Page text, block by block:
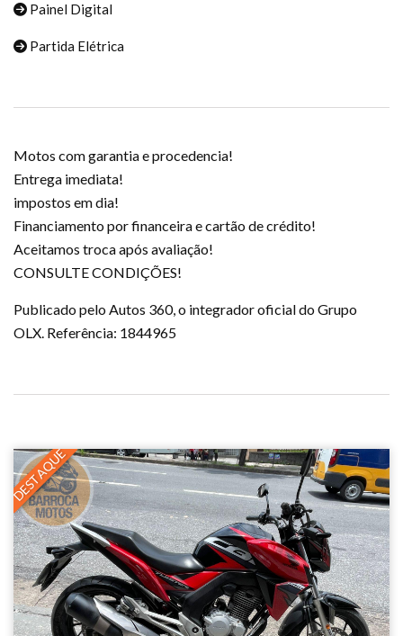
Painel Digital
Partida Elétrica
Motos com garantia e procedencia!
Entrega imediata!
impostos em dia!
Financiamento por financeira e cartão de crédito!
Aceitamos troca após avaliação!
CONSULTE CONDIÇÕES!
Publicado pelo Autos 360, o integrador oficial do Grupo
OLX. Referência: 1844965
DESTAQUE